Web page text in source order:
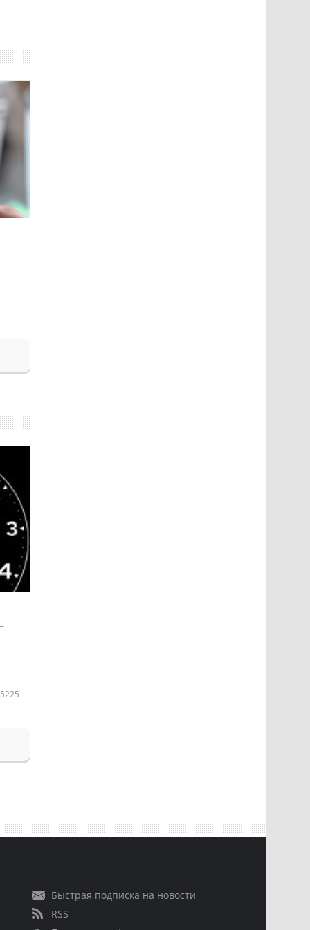
5225
Быстрая подписка на новости
RSS